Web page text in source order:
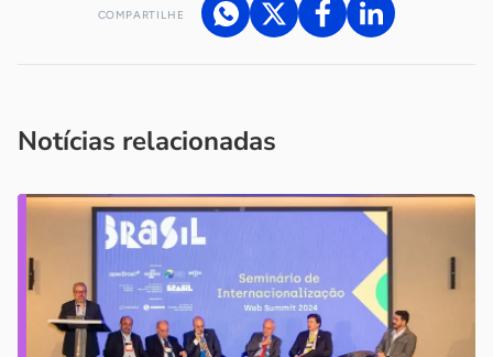
COMPARTILHE
Notícias relacionadas